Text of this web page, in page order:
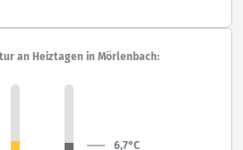
an Heiztagen in Mörlenbach:
6,7°C